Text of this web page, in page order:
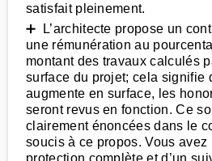
satisfait pleinement.
➕ L’architecte propose un
une rémunération au
montant des travaux calculés
surface du projet; cela signifie
augmente en surface, les
seront revus en fonction. Ce
clairement énoncées dans le
soucis à ce propos. Vous avez
protection complète et d’un